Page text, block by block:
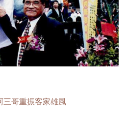
三哥重振客家雄風